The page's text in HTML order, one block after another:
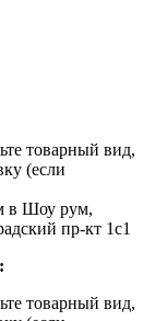
товарный вид,
(если
в Шоу рум,
пр-кт 1с1
товарный вид,